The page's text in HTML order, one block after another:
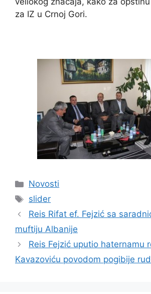
za IZ u Crnoj Gori.
Kategorije
Novosti
Oznake
slider
Reis Rifat ef. Fejzić sa
muftiju Albanije
Reis Fejzić uputio haternamu
Kavazoviću povodom pogibije